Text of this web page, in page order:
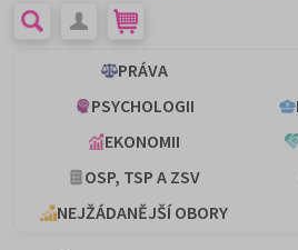
PRÁVA
PSYCHOLOGII
EKONOMII
OSP, TSP A ZSV
NEJŽÁDANĚJŠÍ OBORY